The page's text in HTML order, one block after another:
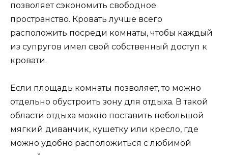
позволяет сэкономить свободное
пространство. Кровать лучше всего
расположить посреди комнаты, чтобы каждый
из супругов имел свой собственный доступ к
кровати.
Если площадь комнаты позволяет, то можно
отдельно обустроить зону для отдыха. В такой
области отдыха можно поставить небольшой
мягкий диванчик, кушетку или кресло, где
можно удобно расположиться с любимой